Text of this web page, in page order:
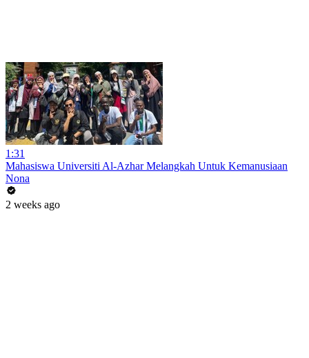
1:31
Mahasiswa Universiti Al-Azhar Melangkah Untuk Kemanusiaan
Nona
2 weeks ago